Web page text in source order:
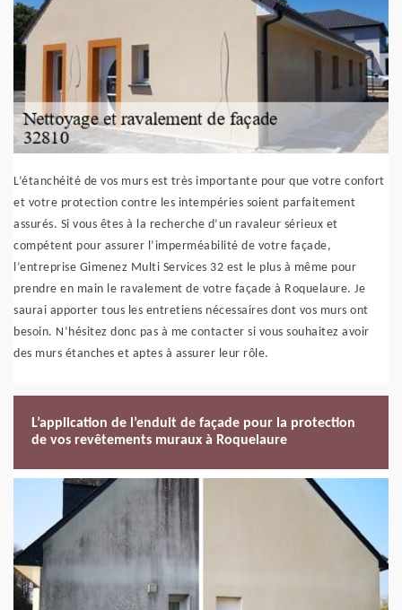
L’étanchéité de vos murs est très importante pour que votre confort
et votre protection contre les intempéries soient parfaitement
assurés. Si vous êtes à la recherche d’un ravaleur sérieux et
compétent pour assurer l’imperméabilité de votre façade,
l’entreprise Gimenez Multi Services 32 est le plus à même pour
prendre en main le ravalement de votre façade à Roquelaure. Je
saurai apporter tous les entretiens nécessaires dont vos murs ont
besoin. N’hésitez donc pas à me contacter si vous souhaitez avoir
des murs étanches et aptes à assurer leur rôle.
L’application de l’enduit de façade pour la protection
de vos revêtements muraux à Roquelaure